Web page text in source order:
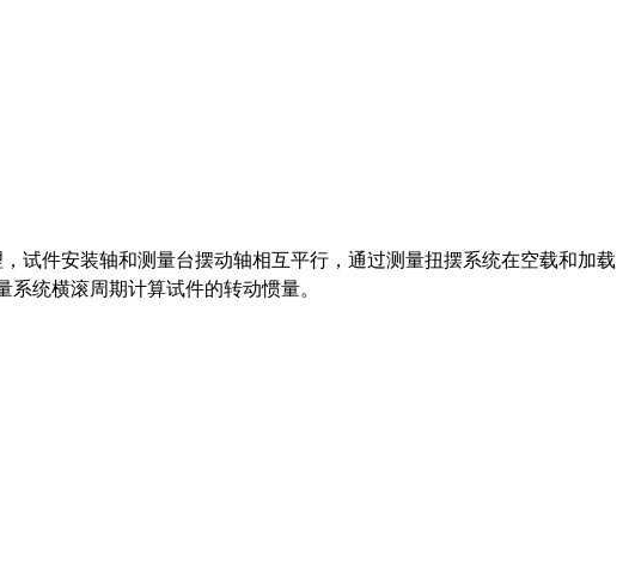
试件安装轴和测量台摆动轴相互平行，通过测量扭摆系统在空载和加载
统横滚周期计算试件的转动惯量。